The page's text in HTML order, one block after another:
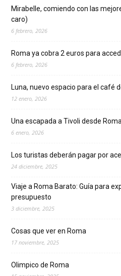
Mirabelle, comiendo con las
caro)
6 febrero, 2026
Roma ya cobra 2 euros para
6 febrero, 2026
Luna, nuevo espacio para el café
12 enero, 2026
Una escapada a Tivoli desde Roma
6 enero, 2026
Los turistas deberán pagar por
24 diciembre, 2025
Viaje a Roma Barato: Guía para
presupuesto
3 diciembre, 2025
Cosas que ver en Roma
17 noviembre, 2025
Olimpico de Roma